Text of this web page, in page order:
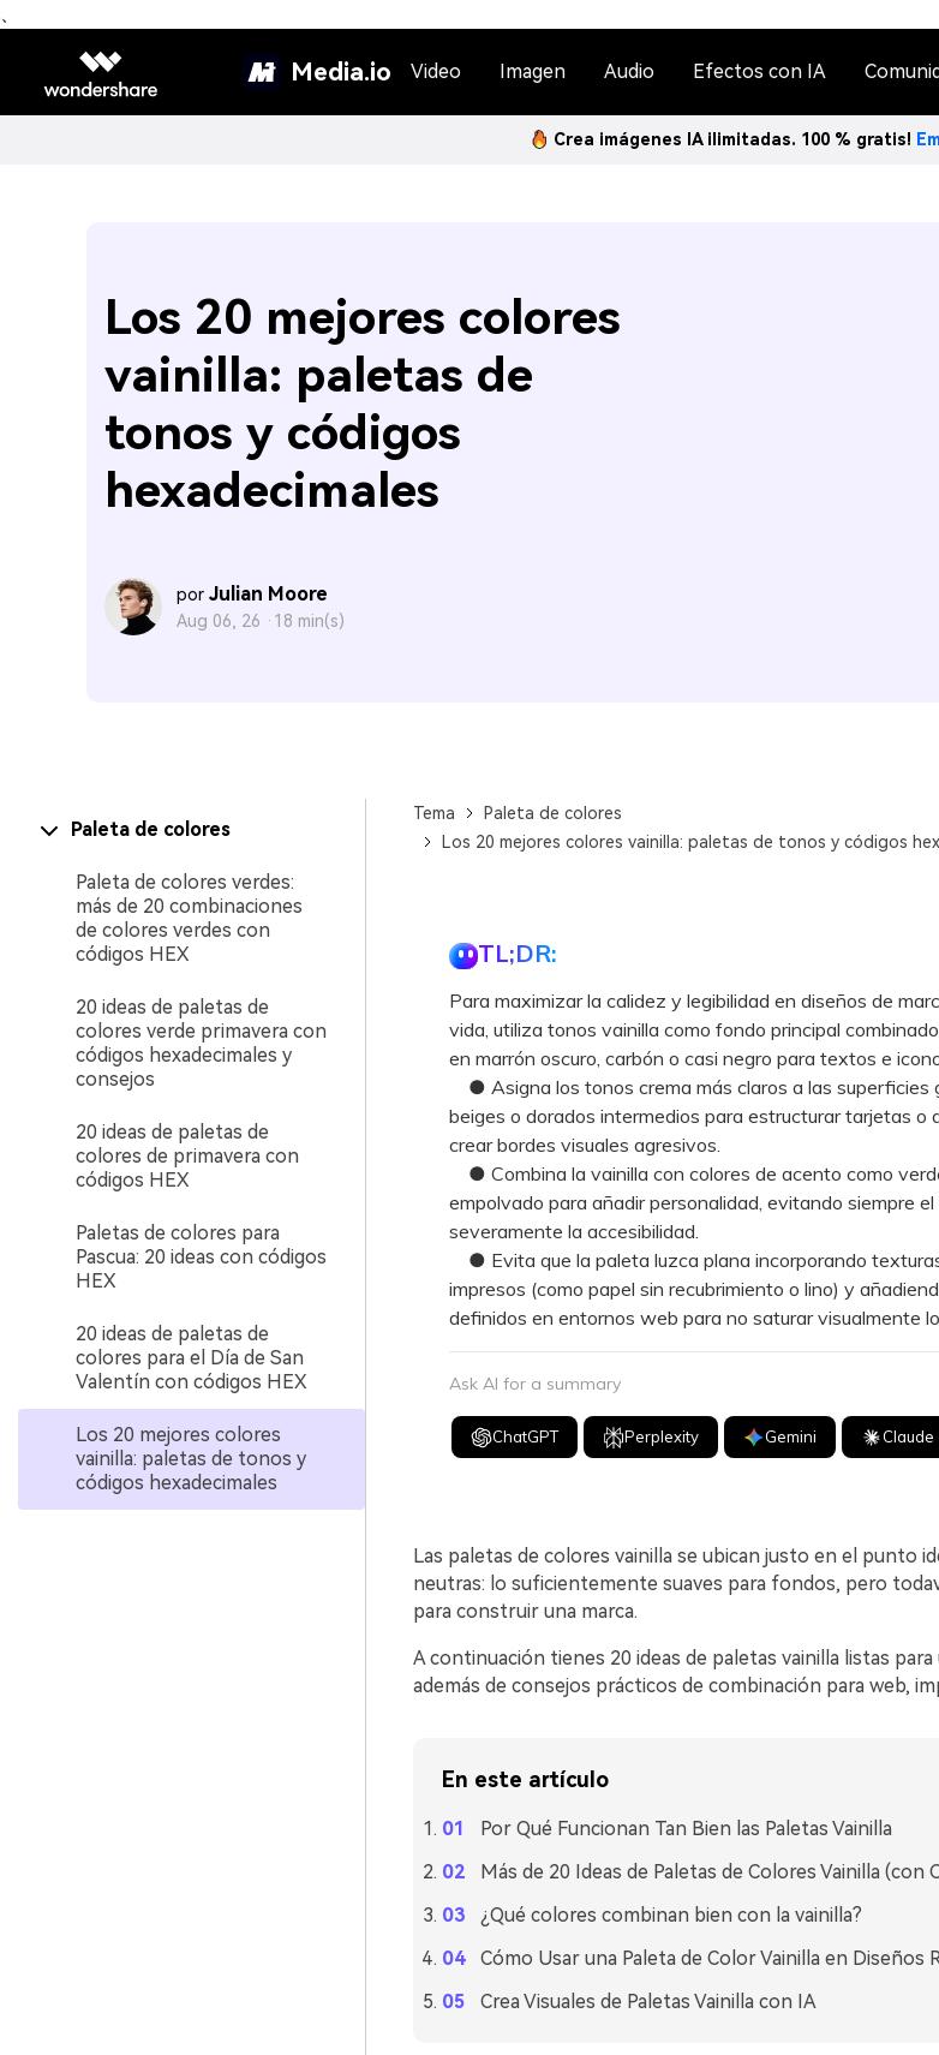
、
Media.io Video Imagen Audio Efectos con IA
Crea imágenes IA ilimitadas. 100 % gratis!
Los 20 mejores colores
vainilla: paletas de
tonos y códigos
hexadecimales
por Julian Moore
Aug 06, 26 · 18 min(s)
Paleta de colores
Paleta de colores verdes:
más de 20 combinaciones
de colores verdes con
códigos HEX
20 ideas de paletas de
colores verde primavera con
códigos hexadecimales y
consejos
20 ideas de paletas de
colores de primavera con
códigos HEX
Paletas de colores para
Pascua: 20 ideas con códigos
HEX
20 ideas de paletas de
colores para el Día de San
Valentín con códigos HEX
Los 20 mejores colores
vainilla: paletas de tonos y
códigos hexadecimales
Tema
Paleta de colores
Los 20 mejores colores vainilla: paletas de tonos y códigos
TL;DR:
Para maximizar la calidez y legibilidad en diseños de
vida, utiliza tonos vainilla como fondo principal
en marrón oscuro, carbón o casi negro para textos e
● Asigna los tonos crema más claros a las superficies
beiges o dorados intermedios para estructurar tarjetas o
crear bordes visuales agresivos.
● Combina la vainilla con colores de acento como
empolvado para añadir personalidad, evitando siempre
severamente la accesibilidad.
● Evita que la paleta luzca plana incorporando
impresos (como papel sin recubrimiento o lino) y
definidos en entornos web para no saturar visualmente
Ask AI for a summary
ChatGPT Perplexity Gemini Claude
Las paletas de colores vainilla se ubican justo en el punto
neutras: lo suficientemente suaves para fondos, pero
para construir una marca.
A continuación tienes 20 ideas de paletas vainilla listas
además de consejos prácticos de combinación para web,
En este artículo
Por Qué Funcionan Tan Bien las Paletas Vainilla
Más de 20 Ideas de Paletas de Colores Vainilla (con
¿Qué colores combinan bien con la vainilla?
Cómo Usar una Paleta de Color Vainilla en Diseños
Crea Visuales de Paletas Vainilla con IA